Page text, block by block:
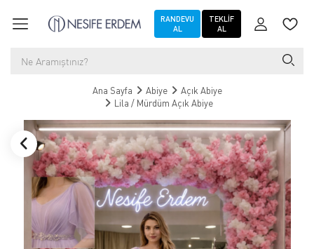
RANDEVU
AL
TEKLIF
AL
Ana Sayfa Abiye
Açık Abiye
Lila / Mürdüm Açık Abiye